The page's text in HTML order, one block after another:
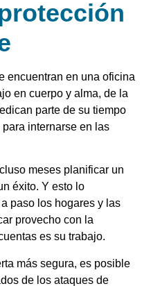
encuentran en una oficina
en cuerpo y alma, de la
parte de su tiempo
internarse en las
meses planificar un
éxito. Y esto lo
paso los hogares y las
provecho con la
es su trabajo.
más segura, es posible
de los ataques de